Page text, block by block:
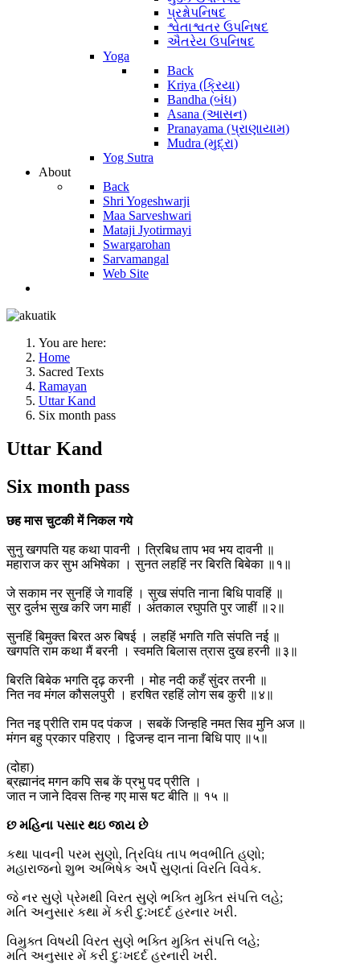
પ્રશ્નોપનિષદ
શ્વેતાશ્વતર ઉપનિષદ
ઐતરેય ઉપનિષદ
Yoga
Back
Kriya (ક્રિયા)
Bandha (બંધ)
Asana (આસન)
Pranayama (પ્રાણાયામ)
Mudra (મુદ્રા)
Yog Sutra
About
Back
Shri Yogeshwarji
Maa Sarveshwari
Mataji Jyotirmayi
Swargarohan
Sarvamangal
Web Site
You are here:
Home
Sacred Texts
Ramayan
Uttar Kand
Six month pass
Uttar Kand
Six month pass
छह मास चुटकी में निकल गये
सुनु खगपति यह कथा पावनी । त्रिबिध ताप भव भय दावनी ॥
महाराज कर सुभ अभिषेका । सुनत लहहिं नर बिरति बिबेका ॥१॥
जे सकाम नर सुनहिं जे गावहिं । सुख संपति नाना बिधि पावहिं ॥
सुर दुर्लभ सुख करि जग माहीं । अंतकाल रघुपति पुर जाहीं ॥२॥
सुनहिं बिमुक्त बिरत अरु बिषई । लहहिं भगति गति संपति नई ॥
खगपति राम कथा मैं बरनी । स्वमति बिलास त्रास दुख हरनी ॥३॥
बिरति बिबेक भगति दृढ़ करनी । मोह नदी कहँ सुंदर तरनी ॥
नित नव मंगल कौसलपुरी । हरषित रहहिं लोग सब कुरी ॥४॥
नित नइ प्रीति राम पद पंकज । सबकें जिन्हहि नमत सिव मुनि अज ॥
मंगन बहु प्रकार पहिराए । द्विजन्ह दान नाना बिधि पाए ॥५॥
(दोहा)
ब्रह्मानंद मगन कपि सब कें प्रभु पद प्रीति ।
जात न जाने दिवस तिन्ह गए मास षट बीति ॥ १५ ॥
છ મહિના પસાર થઇ જાય છે
કથા પાવની પરમ સુણો, ત્રિવિધ તાપ ભવભીતિ હણો;
મહારાજનો શુભ અભિષેક અર્પે સુણતાં વિરતિ વિવેક.
જે નર સુણે પ્રેમથી વિરત સુણે ભક્તિ મુક્તિ સંપત્તિ લહે;
મતિ અનુસાર કથા મેં કરી દુ:ખદર્દ હરનાર ખરી.
વિમુક્ત વિષયી વિરત સુણે ભક્તિ મુક્તિ સંપત્તિ લહે;
મતિ અનુસાર મેં કરી દુઃખદર્દ હરનારી ખરી.